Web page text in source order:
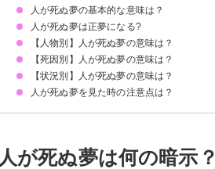
人が死ぬ夢の基本的な意味は？
再生や幸運を暗示する吉夢
よく見る場合は深層心理からのメッセージ
初夢で見たら飛躍の年になる暗示
状況によって意味が決まる
人が死ぬ夢は正夢になる?
正夢になる可能性は低い
【人物別】人が死ぬ夢の意味は？
自分が死ぬ夢【吉夢】
父親が死ぬ夢【吉夢】
母親が死ぬ夢【吉夢】
彼氏が死ぬ夢【吉夢】
彼女が死ぬ夢【吉夢】
知らない人（他人）が死ぬ夢【吉夢】
友達が死ぬ夢【吉夢】
子供が死ぬ夢【吉夢】
赤ちゃんが死ぬ夢【吉夢】
弟が死ぬ夢【吉夢】
妹が死ぬ夢【吉夢】
旦那が死ぬ夢【吉夢】
妻が死ぬ夢【吉夢】
好きな人が死ぬ夢【吉夢】
死んだ人が死ぬ夢【吉夢】
職場の人が死ぬ夢【吉夢】
嫌いな人が死ぬ夢【警告夢】
大切な人が死ぬ夢【吉夢】
【死因別】人が死ぬ夢の意味は？
人が自殺して死ぬ夢【吉夢】
人が交通事故で死ぬ夢【吉夢】
人が刺されて死ぬ夢【吉夢】
人が火事で死ぬ夢【吉夢】
人が災害で死ぬ夢【吉夢】
人が溺れて死ぬ夢【吉夢】
飛行機が墜落して人が死ぬ夢【吉夢】
人が病気で死ぬ夢【吉夢】
人が戦争で死ぬ夢【吉夢】
人がウイルスで死ぬ夢【吉夢】
【状況別】人が死ぬ夢の意味は？
人が大勢死ぬ夢【吉夢】
人が死んで葬式する夢【吉夢】
人が死ぬのを看取る夢【吉夢】
亡くなったと聞く夢【吉夢】
死体を見る夢【吉夢】
死んで生き返る夢【吉夢】
人が死んで火葬場にいる夢【吉夢】
人が死ぬ夢を見た時の注意点は？
人が死ぬ夢は何の暗示？